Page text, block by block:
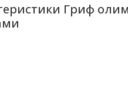
Гриф